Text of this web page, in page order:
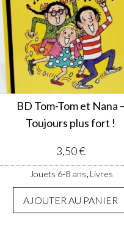
BD Tom-Tom et Nana –
Toujours plus fort !
3,50€
Jouets 6-8 ans, Livres
AJOUTER AU PANIER